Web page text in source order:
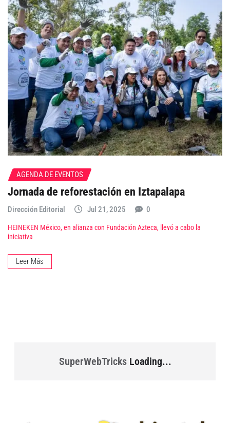
AGENDA DE EVENTOS
Jornada de reforestación en Iztapalapa
Dirección Editorial Jul 21, 2025 0
HEINEKEN México, en alianza con Fundación Azteca, llevó a cabo la
iniciativa
Leer Más
SuperWebTricksLoading...